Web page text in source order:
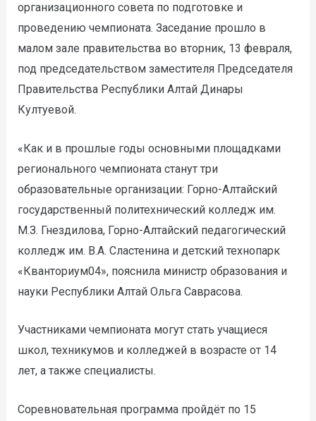
организационного совета по подготовке и
проведению чемпионата. Заседание прошло в
малом зале правительства во вторник, 13 февраля,
под председательством заместителя Председателя
Правительства Республики Алтай Динары
Култуевой.
«Как и в прошлые годы основными площадками
регионального чемпионата станут три
образовательные организации: Горно-Алтайский
государственный политехнический колледж им.
М.З. Гнездилова, Горно-Алтайский педагогический
колледж им. В.А. Сластенина и детский технопарк
«Кванториум04», пояснила министр образования и
науки Республики Алтай Ольга Саврасова.
Участниками чемпионата могут стать учащиеся
школ, техникумов и колледжей в возрасте от 14
лет, а также специалисты.
Соревновательная программа пройдёт по 15